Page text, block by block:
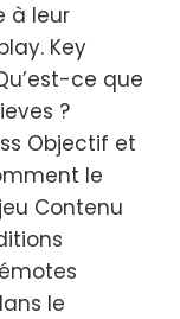
à leur
Key
ce que
?
Objectif et
le
Contenu
le